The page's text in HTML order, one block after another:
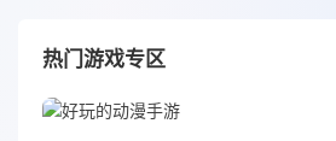
热门游戏专区